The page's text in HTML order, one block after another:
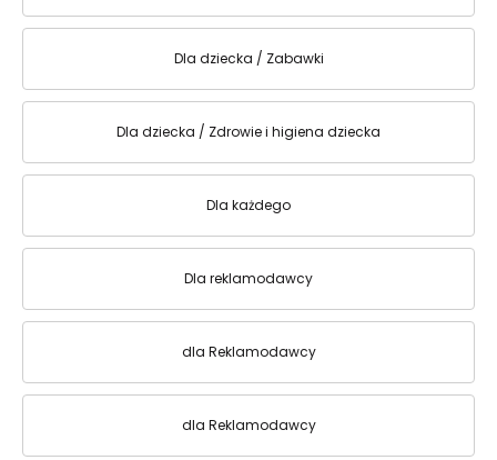
Dla dziecka / Zabawki
Dla dziecka / Zdrowie i higiena dziecka
Dla każdego
Dla reklamodawcy
dla Reklamodawcy
dla Reklamodawcy